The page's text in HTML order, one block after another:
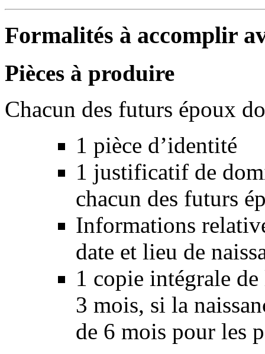
Formalités à accomplir
Pièces à produire
Chacun des futurs époux
1 pièce d’identité
1 justificatif de
chacun des futurs
Informations
date et lieu de
1 copie intégrale de
3 mois, si la
de 6 mois pour les